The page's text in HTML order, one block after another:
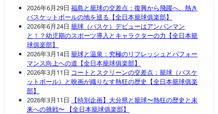
2026年6月29日 福島と籠球の交差点：復興から飛躍へ、熱き
バスケットボールの地を巡る【全日本籠球俱楽部】
2026年6月24日 籠球（バスケ）デビューはアンパンマン
と！？幼児期のスポーツ導入とキャラクターの力【全日本籠
球俱楽部】
2026年3月14日 籠球と温泉：究極のリフレッシュとパフォー
マンス向上への道【全日本籠球俱楽部】
2026年3月11日 コートとスクリーンの交差点：籠球（バスケ
ットボール）と映画が織りなす熱狂の歴史【全日本籠球俱楽
部】
2026年3月11日
【特別企画】大分県と籠球〜熱狂の歴史と未
来への挑戦〜 【全日本籠球俱楽部】